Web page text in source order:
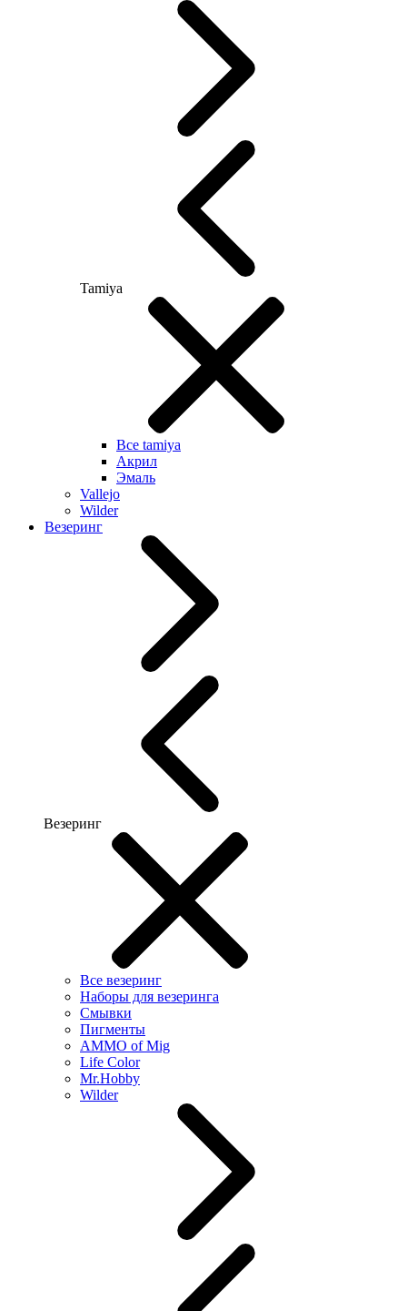
Tamiya
Все tamiya
Акрил
Эмаль
Vallejo
Wilder
Везеринг
Везеринг
Все везеринг
Наборы для везеринга
Смывки
Пигменты
AMMO of Mig
Life Color
Mr.Hobby
Wilder